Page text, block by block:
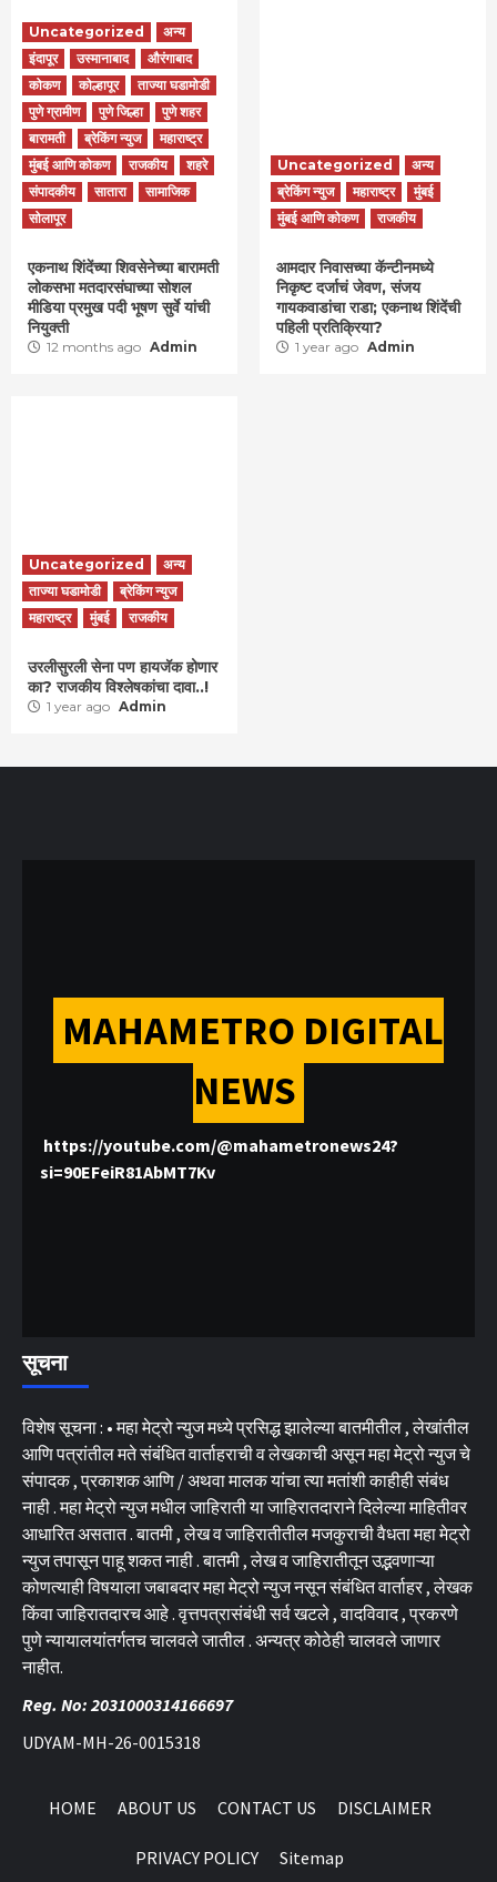
Uncategorized
अन्य
इंदापूर
उस्मानाबाद
औरंगाबाद
कोकण
कोल्हापूर
ताज्या घडामोडी
पुणे ग्रामीण
पुणे जिल्हा
पुणे शहर
बारामती
ब्रेकिंग न्युज
महाराष्ट्र
मुंबई आणि कोकण
राजकीय
शहरे
संपादकीय
सातारा
सामाजिक
सोलापूर
एकनाथ शिंदेंच्या शिवसेनेच्या बारामती
लोकसभा मतदारसंघाच्या सोशल
मीडिया प्रमुख पदी भूषण सुर्वे यांची
नियुक्ती
12 months ago Admin
Uncategorized
अन्य
ब्रेकिंग न्युज
महाराष्ट्र
मुंबई
मुंबई आणि कोकण
राजकीय
आमदार निवासच्या कॅन्टीनमध्ये
निकृष्ट दर्जाचं जेवण, संजय
गायकवाडांचा राडा; एकनाथ शिंदेंची
पहिली प्रतिक्रिया?
1 year ago Admin
Uncategorized
अन्य
ताज्या घडामोडी
ब्रेकिंग न्युज
महाराष्ट्र
मुंबई राजकीय
उरलीसुरली सेना पण हायजॅक होणार
का? राजकीय विश्लेषकांचा दावा..!
1 year ago Admin
MAHAMETRO DIGITAL
NEWS
https://youtube.com/@mahametronews24?
si=90EFeiR81AbMT7Kv
सूचना
विशेष सूचना : • महा मेट्रो न्युज मध्ये प्रसिद्ध झालेल्या बातमीतील , लेखांतील
आणि पत्रांतील मते संबंधित वार्ताहराची व लेखकाची असून महा मेट्रो न्युज चे
संपादक , प्रकाशक आणि / अथवा मालक यांचा त्या मतांशी काहीही संबंध
नाही . महा मेट्रो न्युज मधील जाहिराती या जाहिरातदाराने दिलेल्या माहितीवर
आधारित असतात . बातमी , लेख व जाहिरातीतील मजकुराची वैधता महा मेट्रो
न्युज तपासून पाहू शकत नाही . बातमी , लेख व जाहिरातीतून उद्भवणाऱ्या
कोणत्याही विषयाला जबाबदार महा मेट्रो न्युज नसून संबंधित वार्ताहर , लेखक
किंवा जाहिरातदारच आहे . वृत्तपत्रासंबंधी सर्व खटले , वादविवाद , प्रकरणे
पुणे न्यायालयांतर्गतच चालवले जातील . अन्यत्र कोठेही चालवले जाणार
नाहीत.
Reg. No: 2031000314166697
UDYAM-MH-26-0015318
HOME ABOUT US CONTACT US DISCLAIMER
PRIVACY POLICY Sitemap